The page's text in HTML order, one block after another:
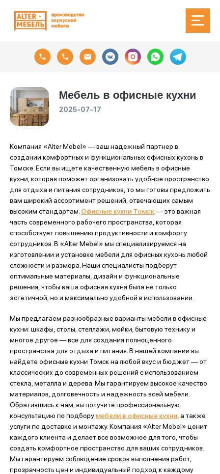
Мебель в офисные кухни
2025-07-17
Компания «Alter Mebel» — ваш надежный партнер в
создании комфортных и функциональных офисных кухонь в
Томске. Если вы ищете качественную мебель в офисные
кухни, которая поможет организовать удобное пространство
для отдыха и питания сотрудников, то мы готовы предложить
вам широкий ассортимент решений, отвечающих самым
высоким стандартам. Офисные кухни Томск— это важная
часть современного рабочего пространства, которая
способствует повышению продуктивности и комфорту
сотрудников. В «Alter Mebel» мы специализируемся на
изготовлении и установке мебели для офисных кухонь любой
сложности и размера. Наши специалисты подберут
оптимальные материалы, дизайн и функциональные
решения, чтобы ваша офисная кухня была не только
эстетичной, но и максимально удобной в использовании.
Мы предлагаем разнообразные варианты мебели в офисные
кухни: шкафы, столы, стеллажи, мойки, бытовую технику и
многое другое — все для создания полноценного
пространства для отдыха и питания. В нашей компании вы
найдете офисные кухни Томск на любой вкус и бюджет — от
классических до современных решений с использованием
стекла, металла и дерева. Мы гарантируем высокое качество
материалов, долговечность и надежность всей мебели.
Обратившись к нам, вы получите профессиональную
консультацию по подбору мебели в офисные кухни , а также
услуги по доставке и монтажу. Компания «Alter Mebel» ценит
каждого клиента и делает все возможное для того, чтобы
создать комфортное пространство для ваших сотрудников.
Мы гарантируем соблюдение сроков выполнения работ,
прозрачность цен и индивидуальный подход к каждому